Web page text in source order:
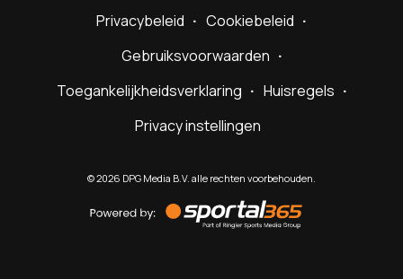
Privacybeleid
Cookiebeleid
Gebruiksvoorwaarden
Toegankelijkheidsverklaring
Huisregels
Privacy instellingen
©2026 DPG Media B.V. alle rechten voorbehouden.
by
Sportal365